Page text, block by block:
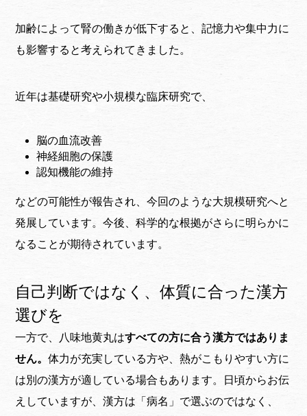
加齢によって腎の働きが低下すると、記憶力や集中力に
も影響すると考えられてきました。
近年は基礎研究や小規模な臨床研究で、
脳の血流改善
神経細胞の保護
認知機能の維持
などの可能性が報告され、今回のような大規模研究へと
発展しています。今後、科学的な根拠がさらに明らかに
なることが期待されています。
自己判断ではなく、体質に合った漢方
選びを
一方で、八味地黄丸はすべての方に合う漢方ではありま
せん。体力が充実している方や、熱がこもりやすい方に
は別の漢方が適している場合もあります。日頃からお伝
えしていますが、漢方は「病名」で選ぶのではなく、